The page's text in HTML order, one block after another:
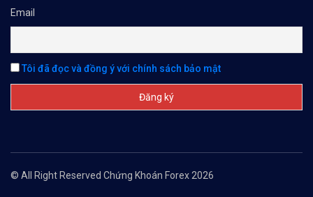
Email
Tôi đã đọc và đồng ý với chính sách bảo mật
© All Right Reserved Chứng Khoán Forex 2026